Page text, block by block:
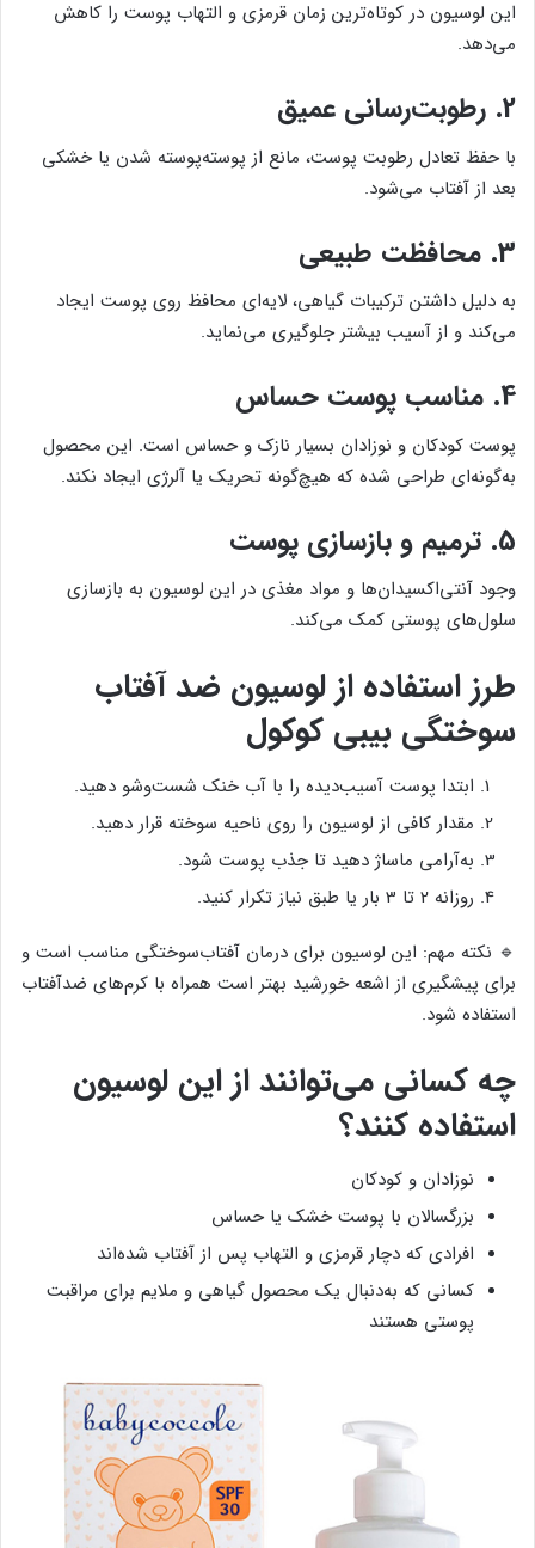
این لوسیون در کوتاه‌ترین زمان قرمزی و التهاب پوست را کاهش
می‌دهد.
2. رطوبت‌رسانی عمیق
با حفظ تعادل رطوبت پوست، مانع از پوسته‌پوسته شدن یا خشکی
بعد از آفتاب می‌شود.
3. محافظت طبیعی
به دلیل داشتن ترکیبات گیاهی، لایه‌ای محافظ روی پوست ایجاد
می‌کند و از آسیب بیشتر جلوگیری می‌نماید.
4. مناسب پوست حساس
پوست کودکان و نوزادان بسیار نازک و حساس است. این محصول
به‌گونه‌ای طراحی شده که هیچ‌گونه تحریک یا آلرژی ایجاد نکند.
5. ترمیم و بازسازی پوست
وجود آنتی‌اکسیدان‌ها و مواد مغذی در این لوسیون به بازسازی
سلول‌های پوستی کمک می‌کند.
طرز استفاده از لوسیون ضد آفتاب
سوختگی بیبی کوکول
ابتدا پوست آسیب‌دیده را با آب خنک شست‌وشو دهید.
مقدار کافی از لوسیون را روی ناحیه سوخته قرار دهید.
به‌آرامی ماساژ دهید تا جذب پوست شود.
روزانه 2 تا 3 بار یا طبق نیاز تکرار کنید.
🔹 نکته مهم: این لوسیون برای درمان آفتاب‌سوختگی مناسب است و
برای پیشگیری از اشعه خورشید بهتر است همراه با کرم‌های ضدآفتاب
استفاده شود.
چه کسانی می‌توانند از این لوسیون
استفاده کنند؟
نوزادان و کودکان
بزرگسالان با پوست خشک یا حساس
افرادی که دچار قرمزی و التهاب پس از آفتاب شده‌اند
کسانی که به‌دنبال یک محصول گیاهی و ملایم برای مراقبت
پوستی هستند